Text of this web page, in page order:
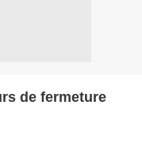
de fermeture